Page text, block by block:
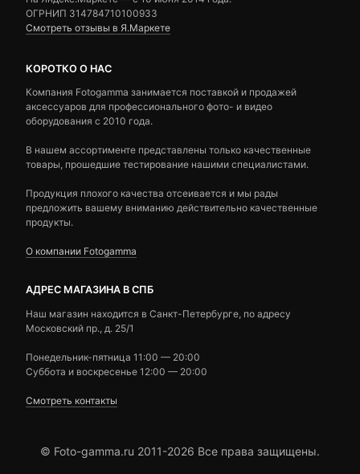
ОГРНИП 314784710100933
Смотреть отзывы в Я.Маркете
КОРОТКО О НАС
Компания Fotogamma занимается поставкой и продажей
аксессуаров для профессионального фото- и видео
оборудования с 2010 года.
В нашем ассортименте представлены только качественные
товары, прошедшие тестирование нашими специалистами.
Продукция плохого качества отсеивается и мы рады
предложить вашему вниманию действительно качественные
продукты.
О компании Fotogamma
АДРЕС МАГАЗИНА В СПБ
Наш магазин находится в Санкт-Петербурге, по адресу
Московский пр., д. 25/1
Понедельник-пятница 11:00 — 20:00
Суббота и воскресенье 12:00 — 20:00
Смотреть контакты
© Foto-gamma.ru 2011-2026 Все права защищены.